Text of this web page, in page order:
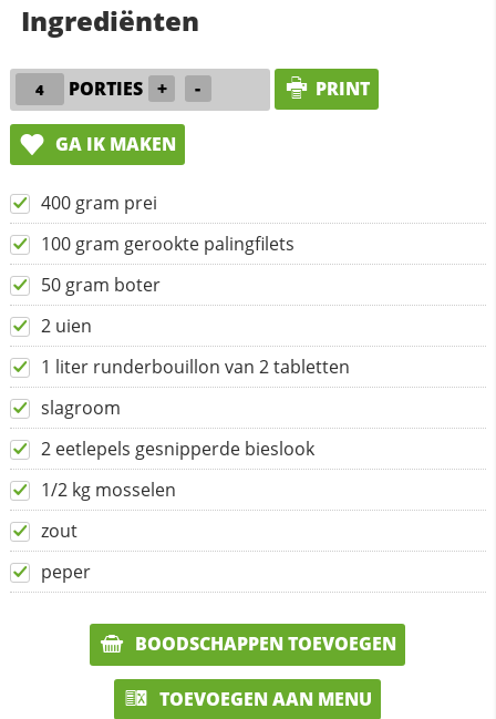
Ingrediënten
PORTIES + - PRINT
GA IK MAKEN
400 gram prei
100 gram gerookte palingfilets
50 gram boter
2 uien
1 liter runderbouillon van 2 tabletten
slagroom
2 eetlepels gesnipperde bieslook
1/2 kg mosselen
zout
peper
BOODSCHAPPEN TOEVOEGEN
TOEVOEGEN AAN MENU